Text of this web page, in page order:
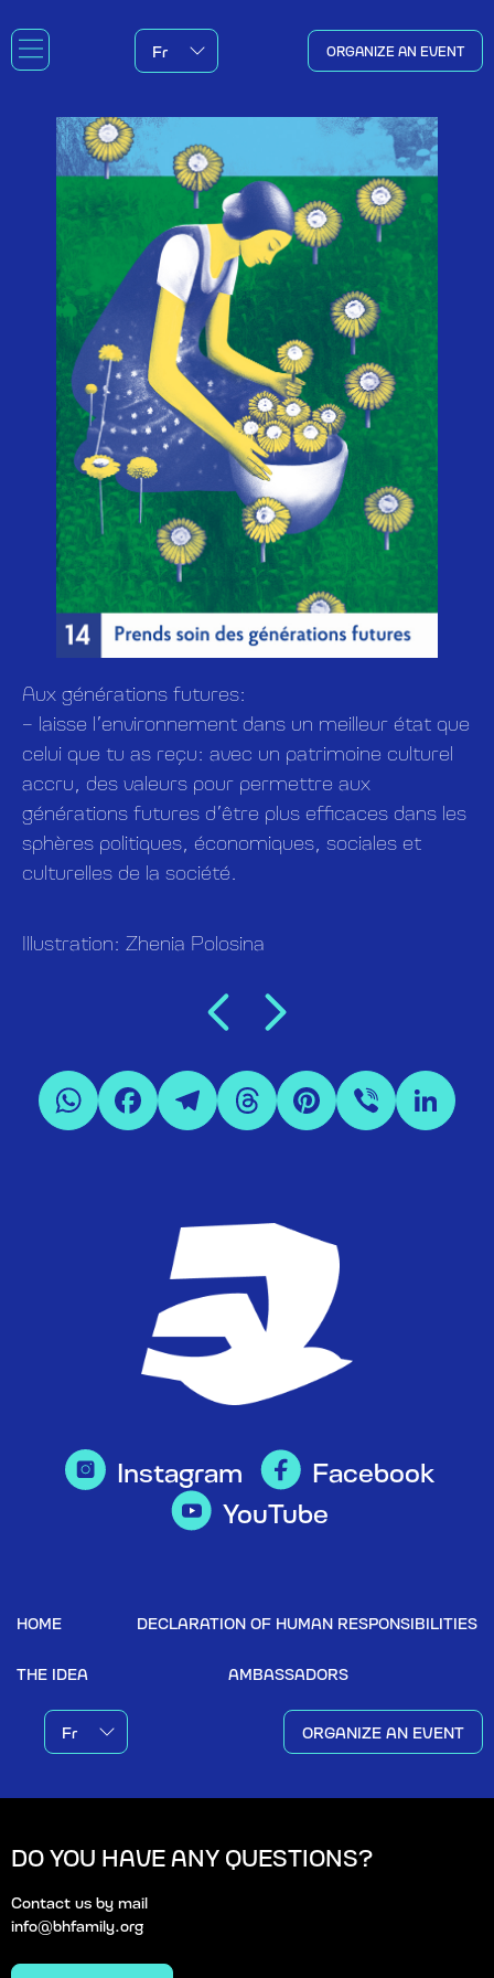
ORGANIZE AN EVENT
Aux générations futures:
– laisse l’environnement dans un meilleur état que
celui que tu as reçu: avec un patrimoine culturel
accru, des valeurs pour permettre aux
générations futures d’être plus efficaces dans les
sphères politiques, économiques, sociales et
culturelles de la société.
Illustration: Zhenia Polosina
Instagram
Facebook
YouTube
HOME DECLARATION OF HUMAN RESPONSIBILITIES
THE IDEA AMBASSADORS
ORGANIZE AN EVENT
DO YOU HAVE ANY QUESTIONS?
Contact us by mail
info@bhfamily.org